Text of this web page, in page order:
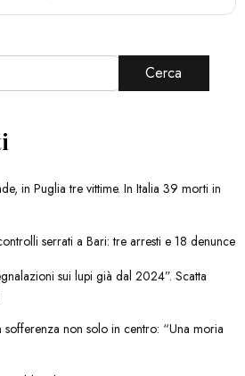
Cerca
in Puglia tre vittime. In Italia 39 morti in
serrati a Bari: tre arresti e 18 denunce
sui lupi già dal 2024”. Scatta
non solo in centro: “Una moria